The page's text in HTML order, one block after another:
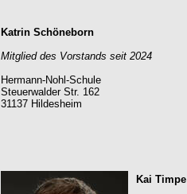
Katrin Schöneborn
Mitglied des Vorstands seit 2024
Hermann-Nohl-Schule
Steuerwalder Str. 162
31137 Hildesheim
Kai Timpe